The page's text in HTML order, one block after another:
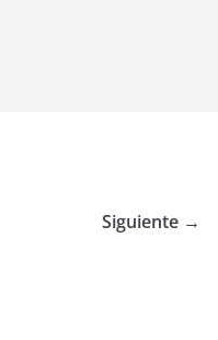
Siguiente →